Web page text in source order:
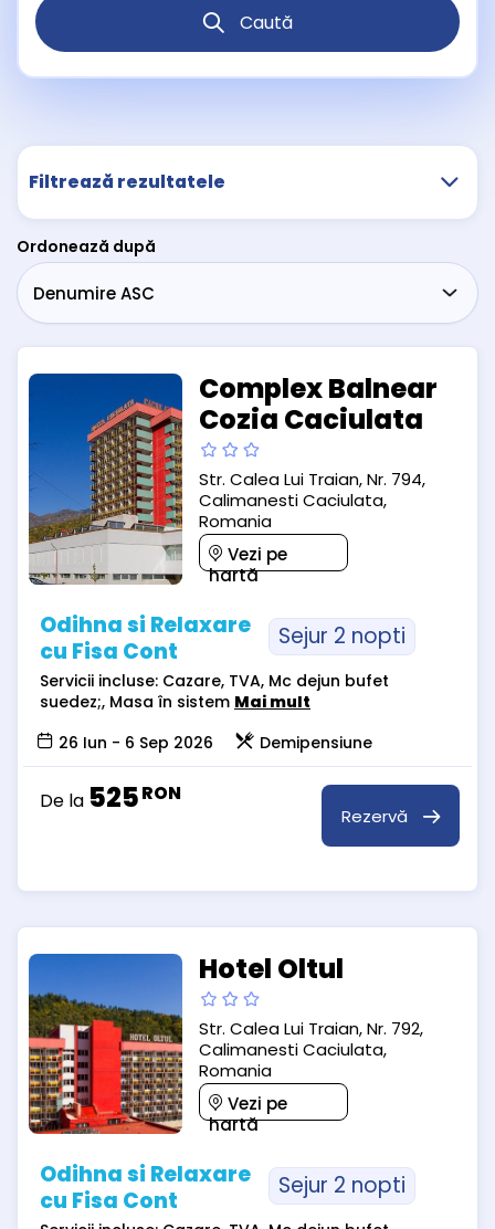
Caută
Filtrează rezultatele
Ordonează după
Complex Balnear
Cozia Caciulata
Str. Calea Lui Traian, Nr. 794,
Calimanesti Caciulata,
Romania
Vezi pe
hartă
Odihna si Relaxare
cu Fisa Cont
Sejur 2 nopti
Servicii incluse: Cazare, TVA, Mc dejun bufet
suedez;, Masa în sistem Mai mult
26 Iun - 6 Sep 2026
Demipensiune
De la 525RON
Rezervă
Hotel Oltul
Str. Calea Lui Traian, Nr. 792,
Calimanesti Caciulata,
Romania
Vezi pe
hartă
Odihna si Relaxare
cu Fisa Cont
Sejur 2 nopti